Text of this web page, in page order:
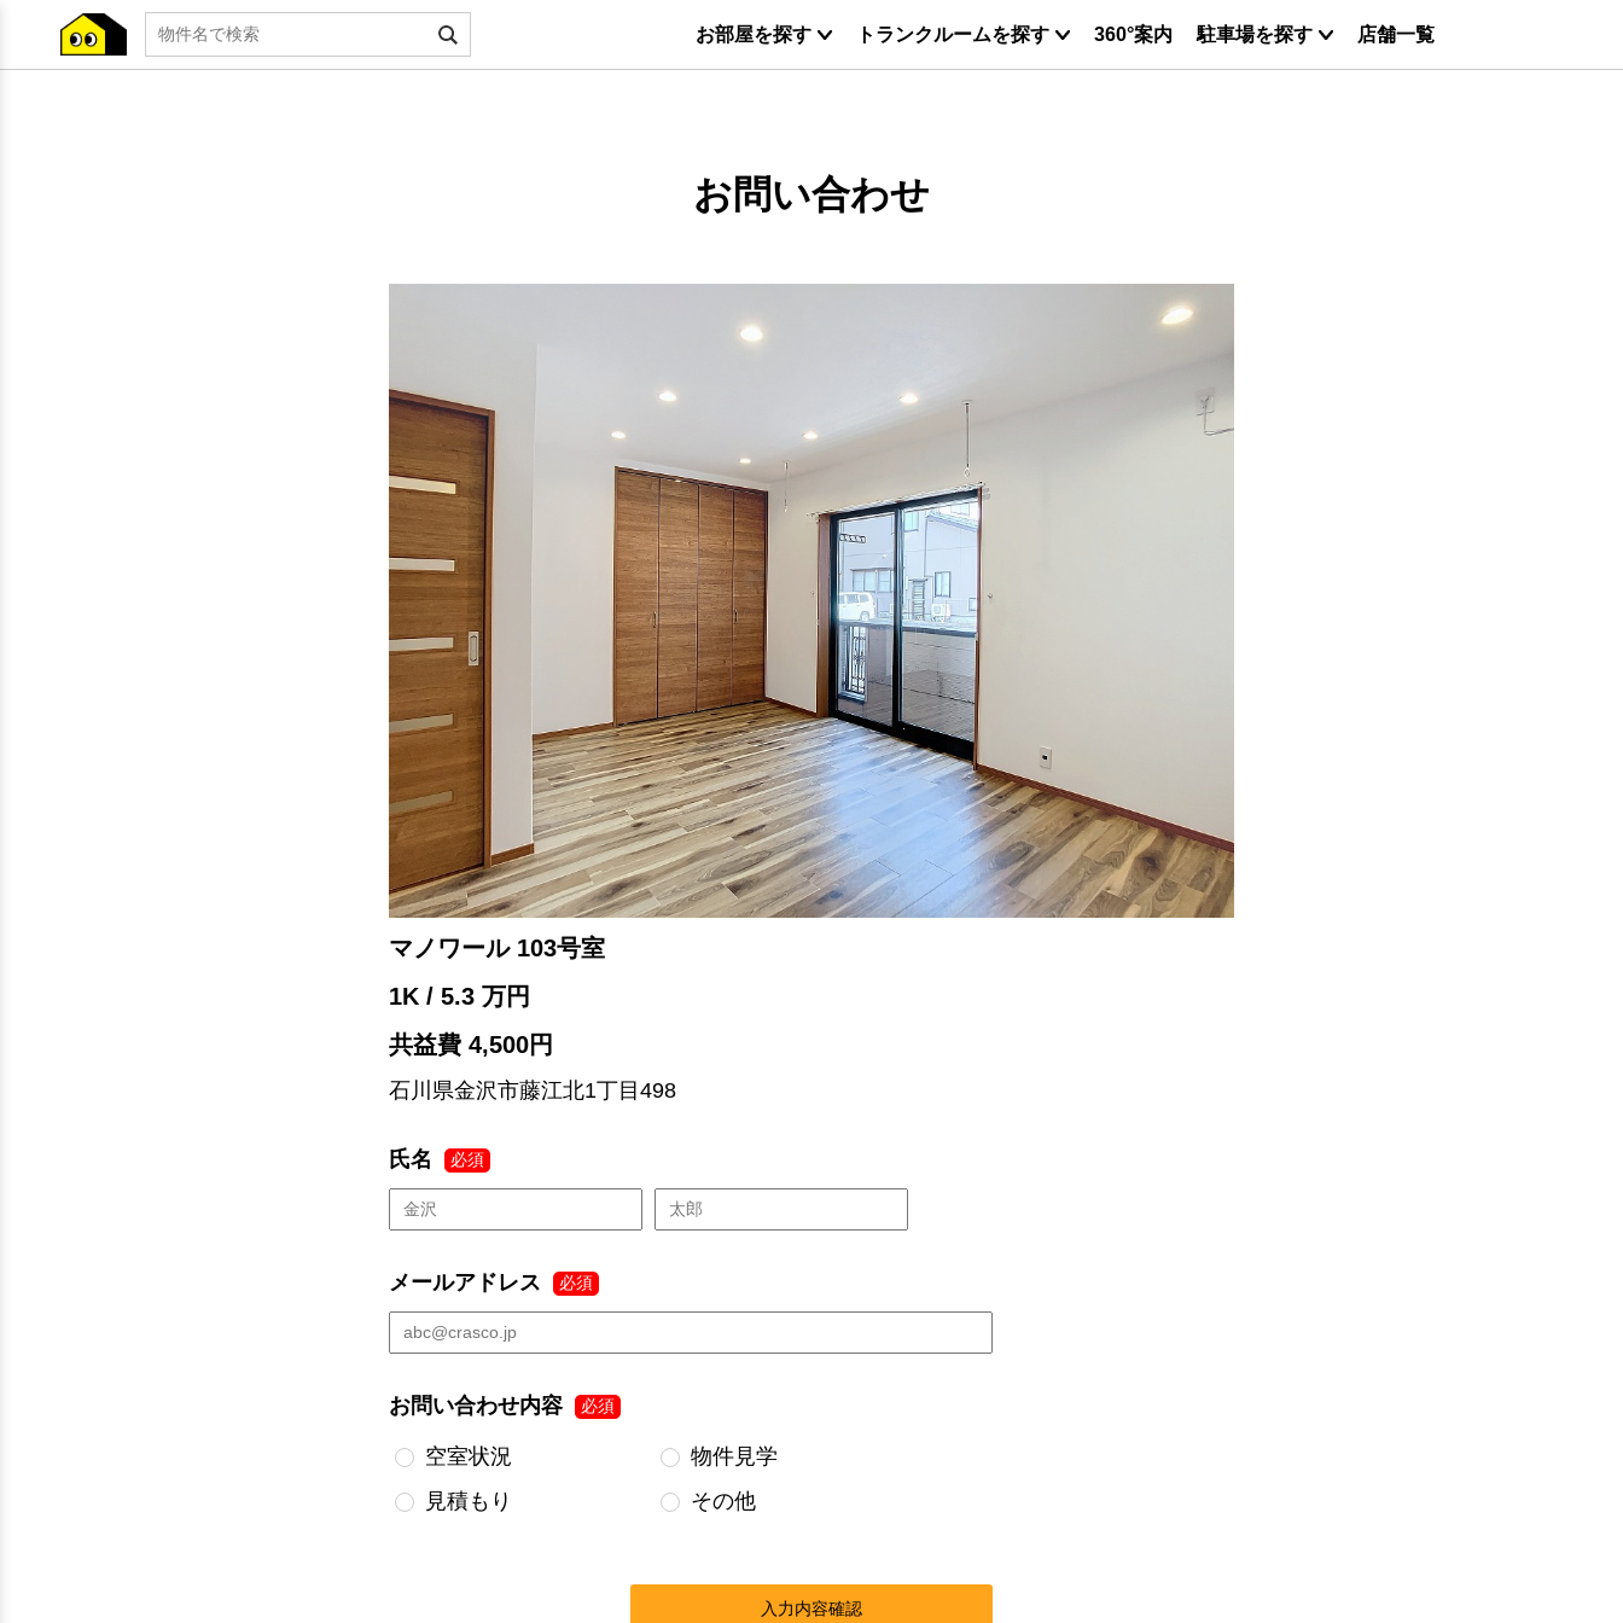
お部屋を探す トランクルームを探す 360°案内 駐車場を探す 店舗一覧
お問い合わせ
マノワール 103号室
1K / 5.3 万円
共益費 4,500円
石川県金沢市藤江北1丁目498
氏名 必須
メールアドレス 必須
お問い合わせ内容 必須
空室状況
物件見学
見積もり
その他
入力内容確認